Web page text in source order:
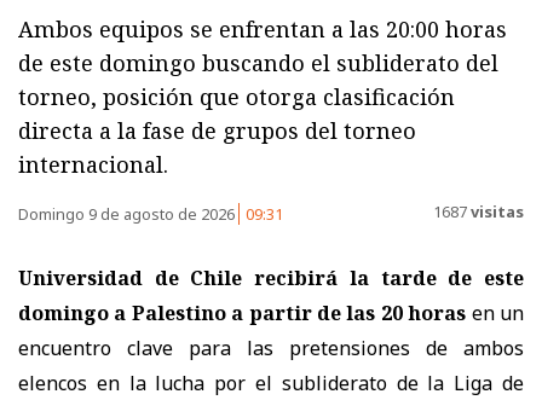
Ambos equipos se enfrentan a las 20:00 horas
de este domingo buscando el subliderato del
torneo, posición que otorga clasificación
directa a la fase de grupos del torneo
internacional.
Domingo 9 de agosto de 2026 09:31 1687visitas
Universidad de Chile recibirá la tarde de este
domingo a Palestino a partir de las 20 horas en un
encuentro clave para las pretensiones de ambos
elencos en la lucha por el subliderato de la Liga de